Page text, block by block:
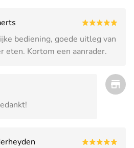
bediening, goede uitleg van
eten. Kortom een aanrader.